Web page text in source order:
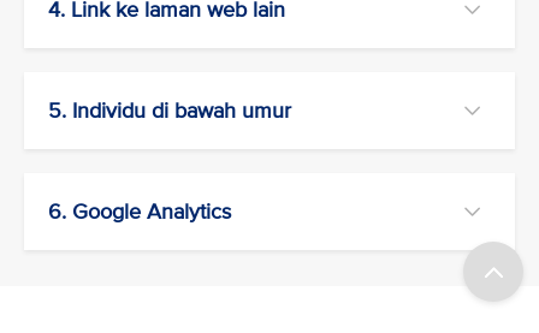
4. Link ke laman web lain
5. Individu di bawah umur
6. Google Analytics